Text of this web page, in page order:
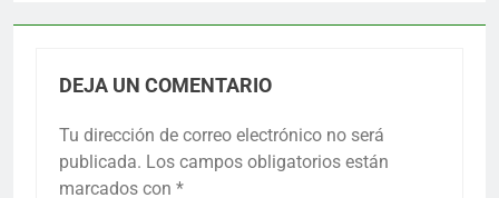
DEJA UN COMENTARIO
Tu dirección de correo electrónico no será
publicada. Los campos obligatorios están
marcados con *